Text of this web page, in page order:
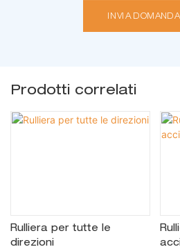
INVIA
Prodotti correlati
Rulliera per tutte le
direzioni